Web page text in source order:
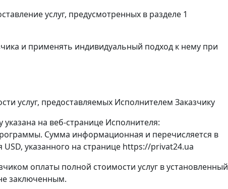
услуг, предусмотренных в разделе 1
и применять индивидуальный подход к нему при
услуг, предоставляемых Исполнителем Заказчику
на веб-странице Исполнителя:
Сумма информационная и перечисляется в
указанного на странице https://privat24.ua
оплаты полной стоимости услуг в установленный
заключенным.